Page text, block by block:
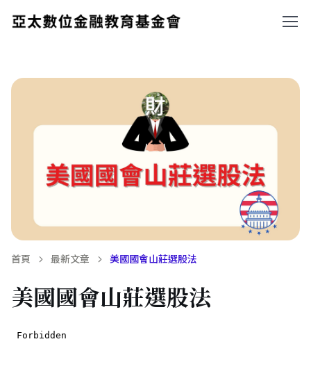
首頁 最新文章 美國國會山莊選股法
美國國會山莊選股法